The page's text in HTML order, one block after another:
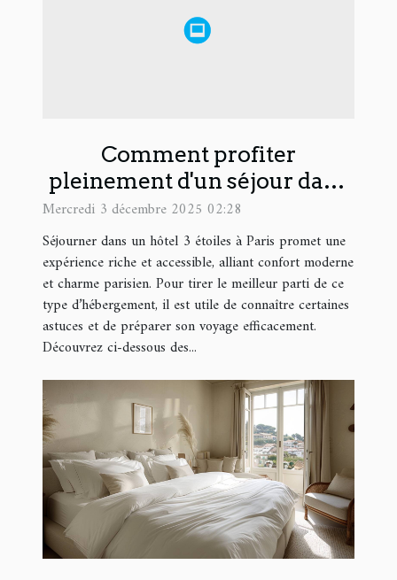
Comment profiter
pleinement d'un séjour dans
un hôtel 3 étoiles à Paris ?
Mercredi 3 décembre 2025 02:28
Séjourner dans un hôtel 3 étoiles à Paris promet une
expérience riche et accessible, alliant confort moderne
et charme parisien. Pour tirer le meilleur parti de ce
type d’hébergement, il est utile de connaître certaines
astuces et de préparer son voyage efficacement.
Découvrez ci-dessous des...